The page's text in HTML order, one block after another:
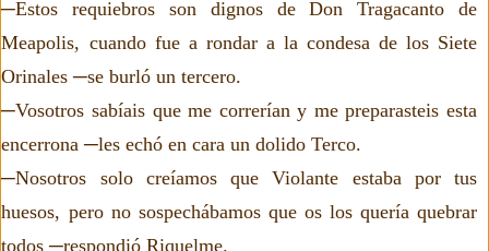
─Estos requiebros son dignos de Don Tragacanto de
Meapolis, cuando fue a rondar a la condesa de los Siete
Orinales ─se burló un tercero.
─Vosotros sabíais que me correrían y me preparasteis esta
encerrona ─les echó en cara un dolido Terco.
─Nosotros solo creíamos que Violante estaba por tus
huesos, pero no sospechábamos que os los quería quebrar
todos ─respondió Riquelme.